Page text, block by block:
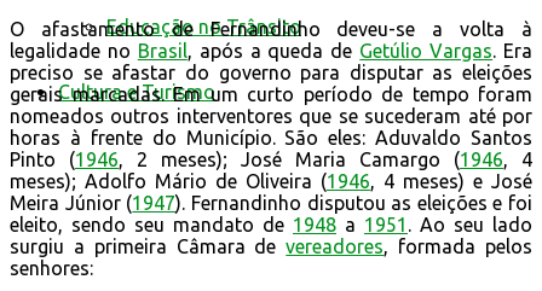
Educação no Trânsito
Cultura e Turismo
O afastamento de Fernandinho deveu-se a volta à
legalidade no Brasil, após a queda de Getúlio Vargas. Era
preciso se afastar do governo para disputar as eleições
gerais marcadas. Em um curto período de tempo foram
nomeados outros interventores que se sucederam até por
horas à frente do Município. São eles: Aduvaldo Santos
Pinto (1946, 2 meses); José Maria Camargo (1946, 4
meses); Adolfo Mário de Oliveira (1946, 4 meses) e José
Meira Júnior (1947). Fernandinho disputou as eleições e foi
eleito, sendo seu mandato de 1948 a 1951 . Ao seu lado
surgiu a primeira Câmara devereadores, formada pelos
senhores: